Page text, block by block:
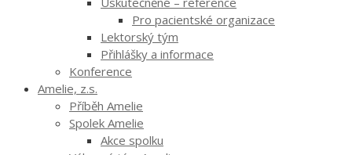
Pro pacientské organizace
Lektorský tým
Přihlášky a informace
Konference
Amelie, z.s.
Příběh Amelie
Spolek Amelie
Akce spolku